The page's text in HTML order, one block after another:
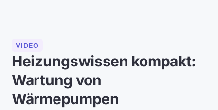
VIDEO
Heizungswissen kompakt:
Wartung von
Wärmepumpen